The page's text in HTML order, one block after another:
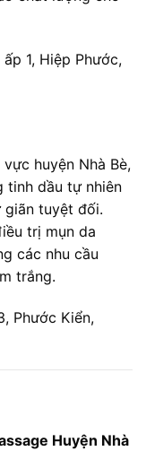
1, Hiệp Phước,
huyện Nhà Bè,
tinh dầu tự nhiên
tuyệt đối.
trị mụn da
các nhu cầu
trắng.
Phước Kiển,
Huyện Nhà